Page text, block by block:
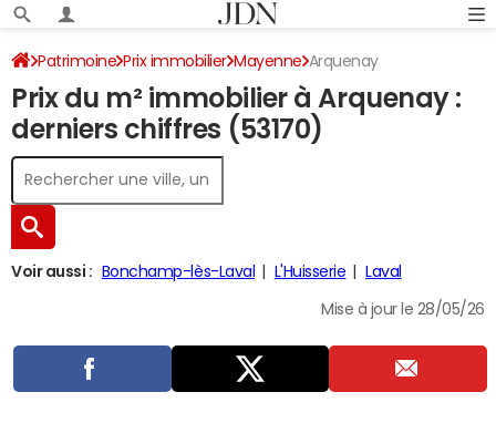
Patrimoine Prix immobilier Mayenne Arquenay
Prix du m² immobilier à Arquenay :
derniers chiffres (53170)
Voir aussi : Bonchamp-lès-Laval L'Huisserie Laval
Mise à jour le 28/05/26